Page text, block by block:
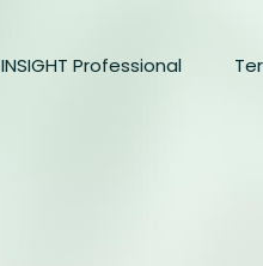
INSIGHT Professional